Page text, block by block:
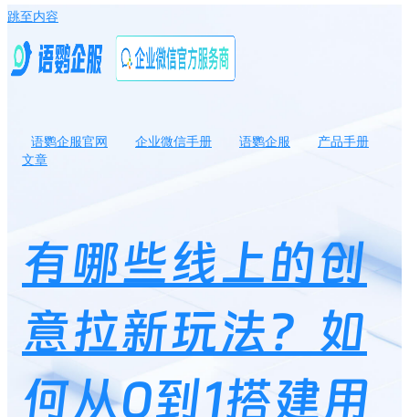
跳至内容
语鹦企服官网 企业微信手册 语鹦企服
产品手册
文章
有哪些线上的创
意拉新玩法？如
何从0到1搭建用